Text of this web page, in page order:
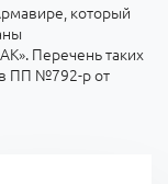
который
Перечень таких
ПП №792-р от